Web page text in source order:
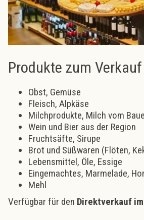
Produkte zum
​Obst, Gemüse
Fleisch, Alpkäse
Milchprodukte, Milch vom
Wein und Bier aus der Region
Fruchtsäfte, Sirupe
Brot und Süßwaren (Flöten,
Lebensmittel, Öle, Essige
Eingemachtes, Marmelade,
Mehl
Verfügbar für den Direktverkauf